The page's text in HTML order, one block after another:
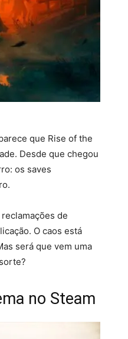
que Rise of the
Desde que chegou
os saves
de
O caos está
será que vem uma
no Steam